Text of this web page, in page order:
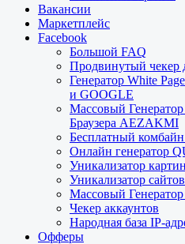
Вакансии
Маркетплейс
Facebook
Большой FAQ
Продвинутый чекер
Генератор White
и GOOGLE
Массовый
Браузера AEZAKMI
Бесплатный
Онлайн генератор
Уникализатор
Уникализатор
Массовый
Чекер аккаунтов
Народная база IP-
Офферы